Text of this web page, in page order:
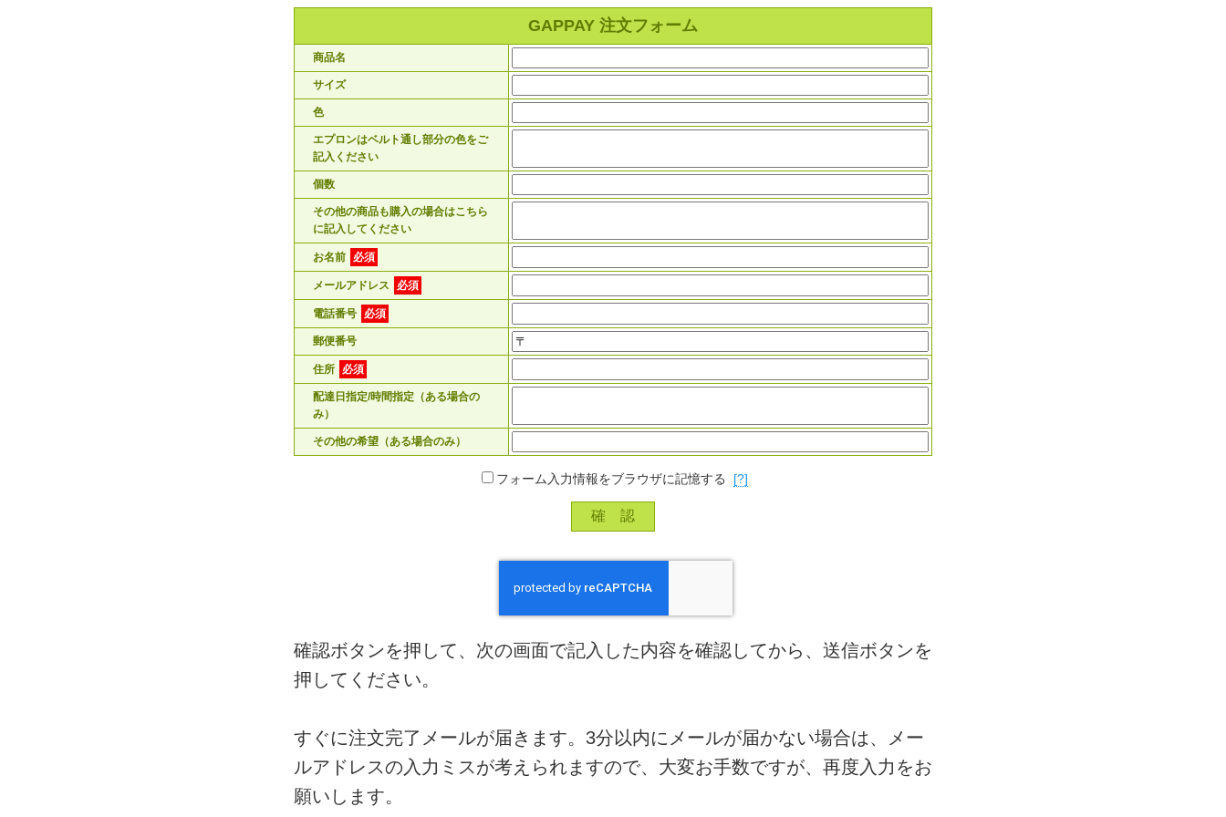
GAPPAY 注文フォーム
商品名
サイズ
色
エプロンはベルト通し部分の色をご
記入ください
個数
その他の商品も購入の場合はこちら
に記入してください
お名前 必須
メールアドレス 必須
電話番号 必須
郵便番号
住所 必須
配達日指定/時間指定（ある場合の
み）
その他の希望（ある場合のみ）
フォーム入力情報をブラウザに記憶する [?]
確認ボタンを押して、次の画面で記入した内容を確認してから、送信ボタンを
押してください。
すぐに注文完了メールが届きます。3分以内にメールが届かない場合は、メー
ルアドレスの入力ミスが考えられますので、大変お手数ですが、再度入力をお
願いします。